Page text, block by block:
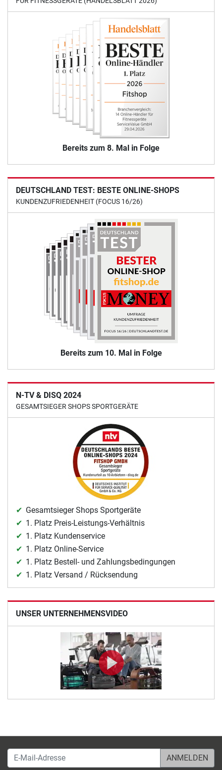
Bereits zum 8. Mal in Folge
DEUTSCHLAND TEST: BESTE ONLINE-SHOPS
KUNDENZUFRIEDENHEIT (FOCUS 16/26)
Bereits zum 10. Mal in Folge
N-TV & DISQ 2024
GESAMTSIEGER SHOPS SPORTGERÄTE
Gesamtsieger Shops Sportgeräte
1. Platz Preis-Leistungs-Verhältnis
1. Platz Kundenservice
1. Platz Online-Service
1. Platz Bestell- und Zahlungsbedingungen
1. Platz Versand / Rücksendung
UNSER UNTERNEHMENSVIDEO
E-Mail-Adresse